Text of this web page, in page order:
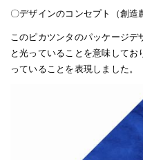
〇デザインのコンセプト（創造
このピカツンタのパッケージ
と光っていることを意味して
っていることを表現しました。